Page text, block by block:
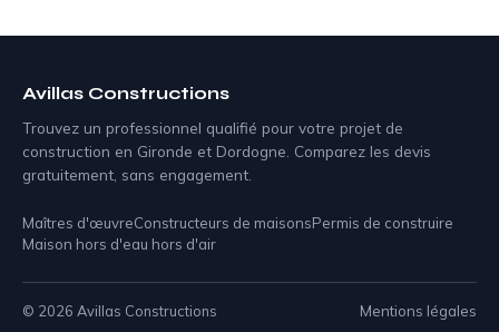
Avillas Constructions
Trouvez un professionnel qualifié pour votre projet de
construction en Gironde et Dordogne. Comparez les devis
gratuitement, sans engagement.
Maîtres d'œuvreConstructeurs de maisonsPermis de construire
Maison hors d'eau hors d'air
© 2026 Avillas Constructions Mentions légales